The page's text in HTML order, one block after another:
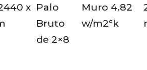
x Palo
Bruto
de 2×8
Muro 4.82
w/m2°k